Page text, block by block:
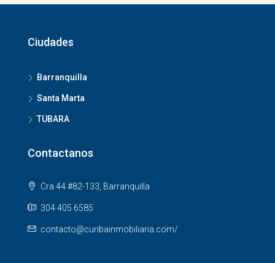
Ciudades
Barranquilla
Santa Marta
TUBARA
Contactanos
Cra 44 #82-133, Barranquilla
304 405 6585
contacto@curibainmobiliaria.com/